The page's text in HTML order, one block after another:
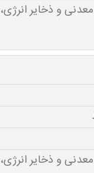
و ذخایر
و ذخایر